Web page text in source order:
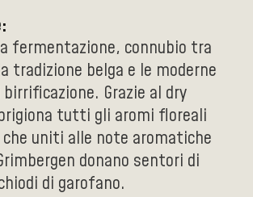
fermentazione, connubio tra
tradizione belga e le moderne
Grazie al dry
tutti gli aromi floreali
uniti alle note aromatiche
donano sentori di
di garofano.